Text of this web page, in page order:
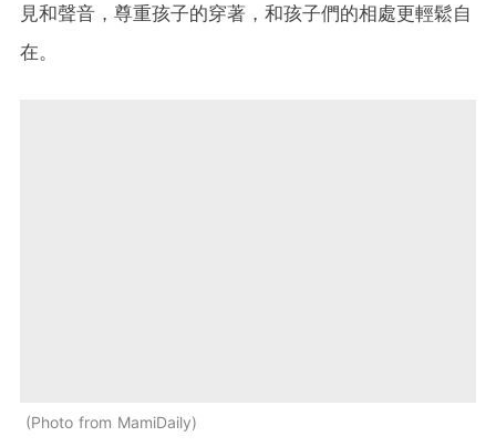
見和聲音，尊重孩子的穿著，和孩子們的相處更輕鬆自
在。
Photo from MamiDaily